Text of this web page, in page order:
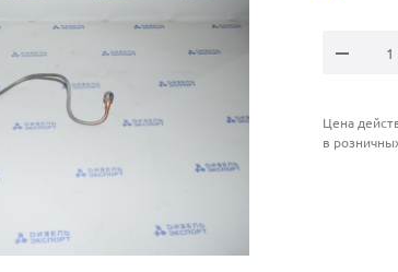
Цена
в